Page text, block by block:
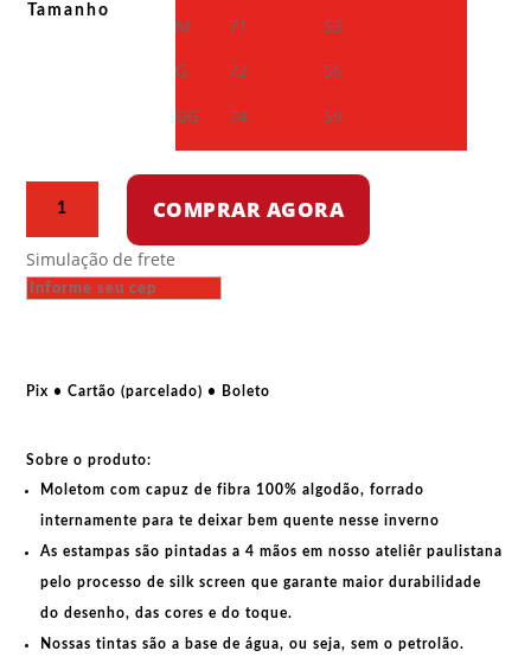
Tamanho
M
71
53
G
72
56
GG
74 59
-
YPG
COMPRAR AGORA
Simulação de frete
Pix • Cartão (parcelado) • Boleto
Sobre o produto:
Moletom com capuz de fibra 100% algodão, forrado
internamente para te deixar bem quente nesse inverno
As estampas são pintadas a 4 mãos em nosso ateliêr paulistana
pelo processo de silk screen que garante maior durabilidade
do desenho, das cores e do toque.
Nossas tintas são a base de água, ou seja, sem o petrolão.